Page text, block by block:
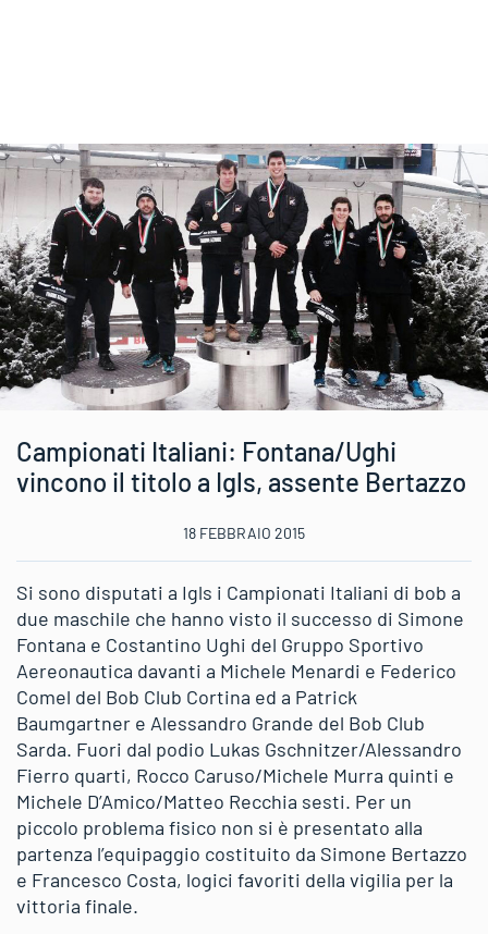
Campionati Italiani: Fontana/Ughi
vincono il titolo a Igls, assente Bertazzo
18 FEBBRAIO 2015
Si sono disputati a Igls i Campionati Italiani di bob a
due maschile che hanno visto il successo di Simone
Fontana e Costantino Ughi del Gruppo Sportivo
Aereonautica davanti a Michele Menardi e Federico
Comel del Bob Club Cortina ed a Patrick
Baumgartner e Alessandro Grande del Bob Club
Sarda. Fuori dal podio Lukas Gschnitzer/Alessandro
Fierro quarti, Rocco Caruso/Michele Murra quinti e
Michele D’Amico/Matteo Recchia sesti. Per un
piccolo problema fisico non si è presentato alla
partenza l’equipaggio costituito da Simone Bertazzo
e Francesco Costa, logici favoriti della vigilia per la
vittoria finale.